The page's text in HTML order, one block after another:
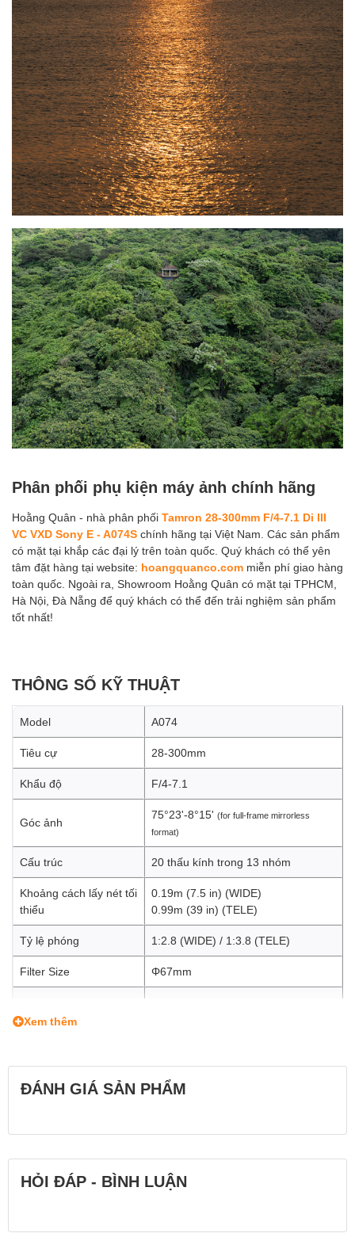
Phân phối phụ kiện máy ảnh chính hãng
Hoằng Quân - nhà phân phối Tamron 28-300mm F/4-7.1 Di III
VC VXD Sony E - A074S chính hãng tại Việt Nam. Các sản phẩm
có mặt tại khắp các đại lý trên toàn quốc. Quý khách có thể yên
tâm đặt hàng tại website: hoangquanco.com miễn phí giao hàng
toàn quốc. Ngoài ra, Showroom Hoằng Quân có mặt tại TPHCM,
Hà Nội, Đà Nẵng để quý khách có thể đến trải nghiệm sản phẩm
tốt nhất!
THÔNG SỐ KỸ THUẬT
Model A074
Tiêu cự 28-300mm
Khẩu độ F/4-7.1
Góc ảnh
75°23'-8°15' (for full-frame mirrorless
format)
Cấu trúc 20 thấu kính trong 13 nhóm
Khoảng cách lấy nét tối
thiểu
0.19m (7.5 in) (WIDE)
0.99m (39 in) (TELE)
Tỷ lệ phóng 1:2.8 (WIDE) / 1:3.8 (TELE)
Filter Size Φ67mm
Trọng lượng 610g (21.5 oz)
Số lá khẩu 9 (circular diaphragm)
Phụ kiện Flower-shaped hood, Lens caps
Ngàm Sony E-mount
Lens Diagram
Xem thêm
ĐÁNH GIÁ SẢN PHẨM
HỎI ĐÁP - BÌNH LUẬN